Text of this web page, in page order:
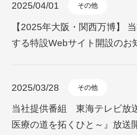
2025/04/01 その他
【2025年大阪・関西万博】
する特設Webサイト開設のお
2025/03/28 その他
当社提供番組 東海テレビ放
医療の道を拓くひと～』放送